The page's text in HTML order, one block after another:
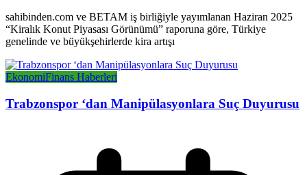
sahibinden.com ve BETAM iş birliğiyle yayımlanan Haziran 2025
“Kiralık Konut Piyasası Görünümü” raporuna göre, Türkiye
genelinde ve büyükşehirlerde kira artışı
EkonomiFinans Haberleri
Trabzonspor ‘dan Manipülasyonlara Suç Duyurusu